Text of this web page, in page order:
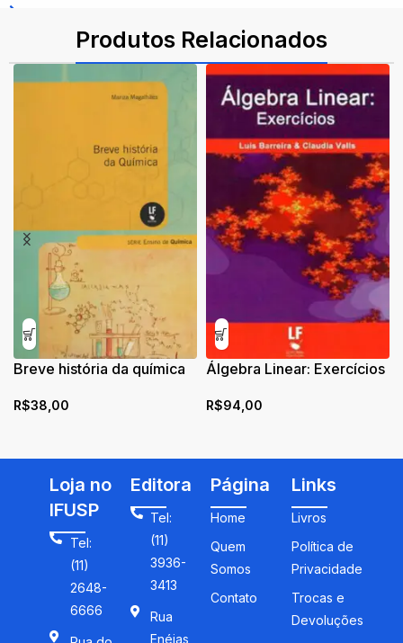
Produtos Relacionados
Breve história da química
R$38,00
Álgebra Linear: Exercícios
R$94,00
Loja no
IFUSP
Tel:
(11)
2648-
6666
Editora
Tel:
(11)
3936-
3413
Rua
Enéias
Página
Home
Quem
Somos
Contato
Links
Livros
Política de
Privacidade
Trocas e
Devoluções